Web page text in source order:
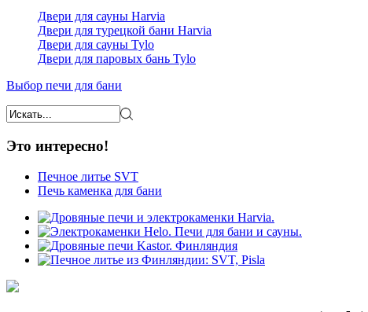
Двери для сауны Harvia
Двери для турецкой бани Harvia
Двери для сауны Tylo
Двери для паровых бань Tylo
Выбор печи для бани
Это интересно!
Печное литье SVT
Печь каменка для бани